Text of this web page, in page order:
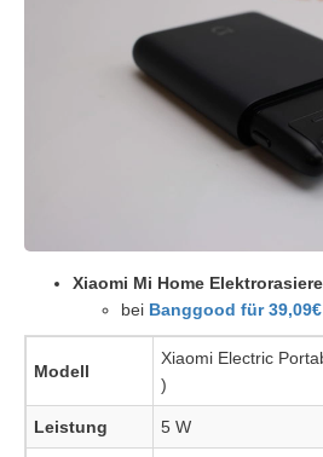
Xiaomi Mi Home
bei Banggood für 39,09€
Modell
Xiaomi Electric
)
Leistung 5 W